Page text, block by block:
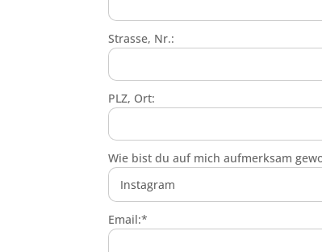
Strasse, Nr.:
PLZ, Ort:
Wie bist du auf mich aufmerksam
Email:*